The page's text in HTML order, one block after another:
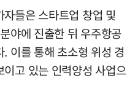
들은 스타트업 창업 및
야에 진출한 뒤 우주항공
이를 통해 초소형 위성 경
고 있는 인력양성 사업으